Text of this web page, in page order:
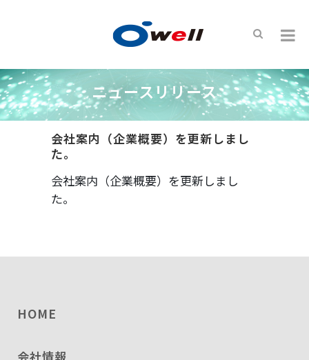
ニュースリリース
会社案内（企業概要）を更新しまし
た。
会社案内（企業概要）を更新しまし
た。
HOME
会社情報